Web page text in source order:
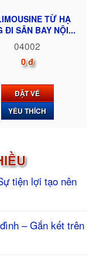
TỪ HẠ
ĐI SÂN BAY NỘI...
04002
0 đ
ĐẶT VÉ
YÊU THÍCH
tiện lợi tạo nên
– Gắn kết trên